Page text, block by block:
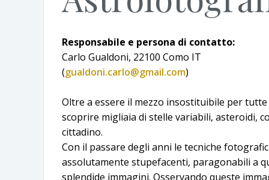
Responsabile e persona di contatto:
Carlo Gualdoni, 22100 Como IT
(gualdoni.carlo@gmail.com)
Oltre a essere il mezzo insostituibile per
scoprire migliaia di stelle variabili, asteroidi,
cittadino.
Con il passare degli anni le tecniche
assolutamente stupefacenti, paragonabili a
splendide immagini. Osservando queste